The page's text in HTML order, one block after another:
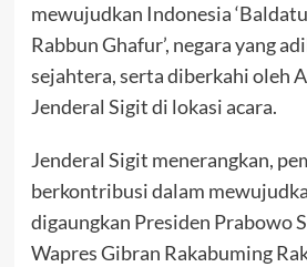
mewujudkan Indonesia
Rabbun Ghafur’, negara yang
sejahtera, serta diberkahi oleh
Jenderal Sigit di lokasi acara.
Jenderal Sigit menerangkan,
berkontribusi dalam
digaungkan Presiden Prabowo
Wapres Gibran Rakabuming